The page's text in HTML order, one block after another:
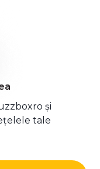
și
tale